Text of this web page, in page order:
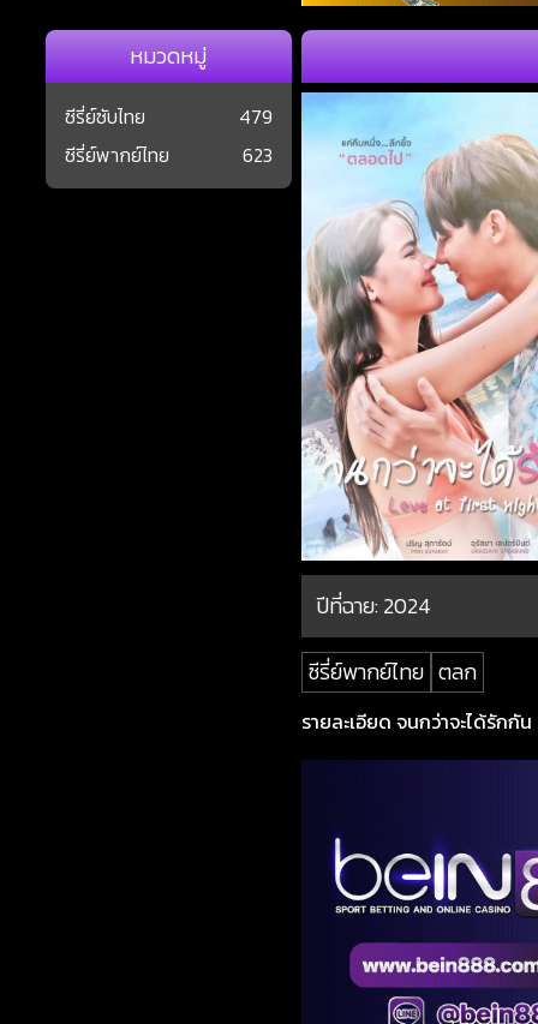
ปีที่ฉาย:2024
ซีรี่ย์พากย์ไทย ตลก
รายละเอียด จนกว่าจะได้รักกั
หมวดหมู่
ซีรี่ย์ซับไทย
479
ซีรี่ย์พากย์ไทย
623